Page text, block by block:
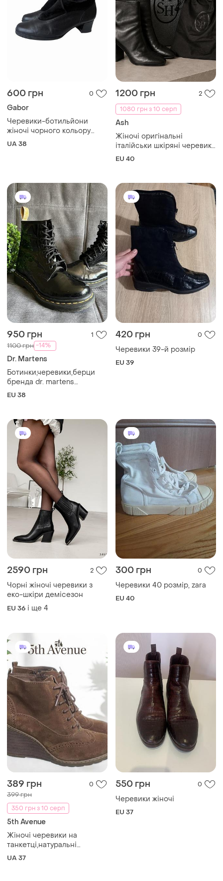
600 грн 0
Gabor
Черевики-ботильйони
жіночі чорного кольору
gabor 38 розмір
UA 38
1200 грн
2
1080 грн з 10 серп
Ash
Жіночі оригінальні
італійськи шкіряні черевики
з коробкою та пильником
EU 40
950 грн 1
1100 грн -14%
Dr. Martens
Ботинки,черевики,берци
бренда dr. martens
,оригінал!
EU 38
420 грн 0
Черевики 39-й розмір
EU 39
2590 грн 2
Чорні жіночі черевики з
еко-шкіри демісезон
EU 36 і ще 4
300 грн 0
Черевики 40 розмір, zara
EU 40
389 грн 0
399 грн
350 грн з 10 серп
5th Avenue
Жіночі черевики на
танкетці,натуральні
ботильйони,осінні ботинки
UA 37
550 грн 0
Черевики жіночі
EU 37